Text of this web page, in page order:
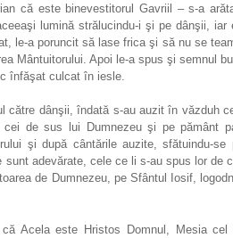
că este binevestitorul Gavriil – s-a
lumină strălucindu-i şi pe dânşii,
le-a poruncit să lase frica şi să nu se
Mântuitorului. Apoi le-a spus şi semnul
înfăşat culcat în iesle.
către dânşii, îndată s-au auzit în văzduh
de sus lui Dumnezeu şi pe pământ
şi după cântările auzite, sfătuindu-
sunt adevărate, cele ce li s-au spus lor de
de Dumnezeu, pe Sfântul Iosif,
că Acela este Hristos Domnul, Mesia